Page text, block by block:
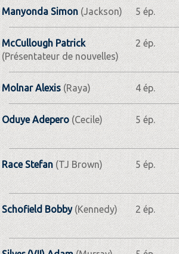
Manyonda Simon(Jackson) 5 ép.
McCullough Patrick
(Présentateur de nouvelles)
2 ép.
Molnar Alexis (Raya) 4 ép.
Oduye Adepero (Cecile) 5 ép.
Race Stefan (TJ Brown) 5 ép.
Schofield Bobby(Kennedy) 2 ép.